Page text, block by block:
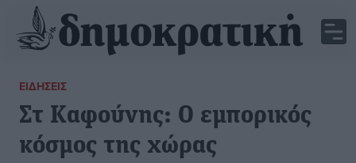
ΕΙΔΉΣΕΙΣ
Στ Καφούνης: Ο εμπορικός
κόσμος της χώρας